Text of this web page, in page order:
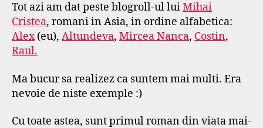
Tot azi am dat peste blogroll-ul luiMihai
Cristea, romani in Asia, in ordine alfabetica:
Alex(eu), Altundeva, Mircea Nanca, Costin,
Raul.
Ma bucur sa realizez ca suntem mai multi. Era
nevoie de niste exemple :)
Cu toate astea, sunt primul roman din viata mai-